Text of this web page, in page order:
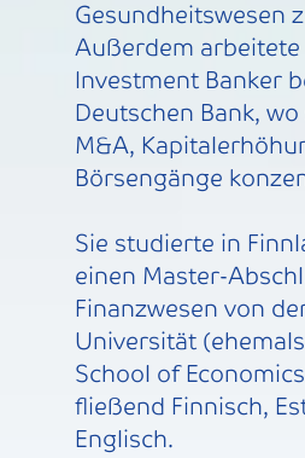
Gesundheitswesen
Außerdem arbeitete
Investment Banker
Deutschen Bank,
M&A,
Börsengänge
Sie studierte in
einen Master-
Finanzwesen von
Universität
School of
fließend Finnisch,
Englisch.